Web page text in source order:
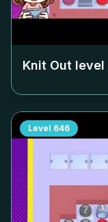
Knit Out level
Level 646